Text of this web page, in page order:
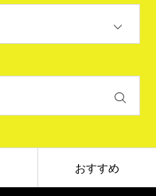
おすすめ